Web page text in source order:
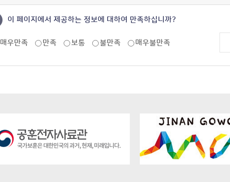
이 페이지에서 제공하는 정보에 대하여 만족하십니까?
매우만족 만족 보통 불만족 매우불만족